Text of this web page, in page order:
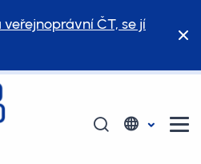
veřejnoprávní ČT, se jí